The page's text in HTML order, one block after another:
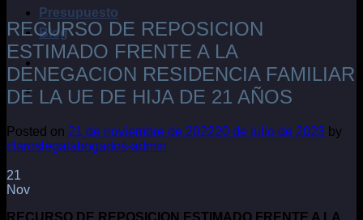
Presupuesto
Blog
RECURSO DE REPOSICION
ESTIMADO FRENTE A LA
DENEGACION RESIDENCIA FAMILIAR
DE LA UE DE HIJA DE 21 AÑOS
Posted on 21 de noviembre de 202220 de julio de 2023 by
claroslegalabogados-admin
21
Nov
RECURSO DE REPOSICION ESTIMADO FRENTE A LA